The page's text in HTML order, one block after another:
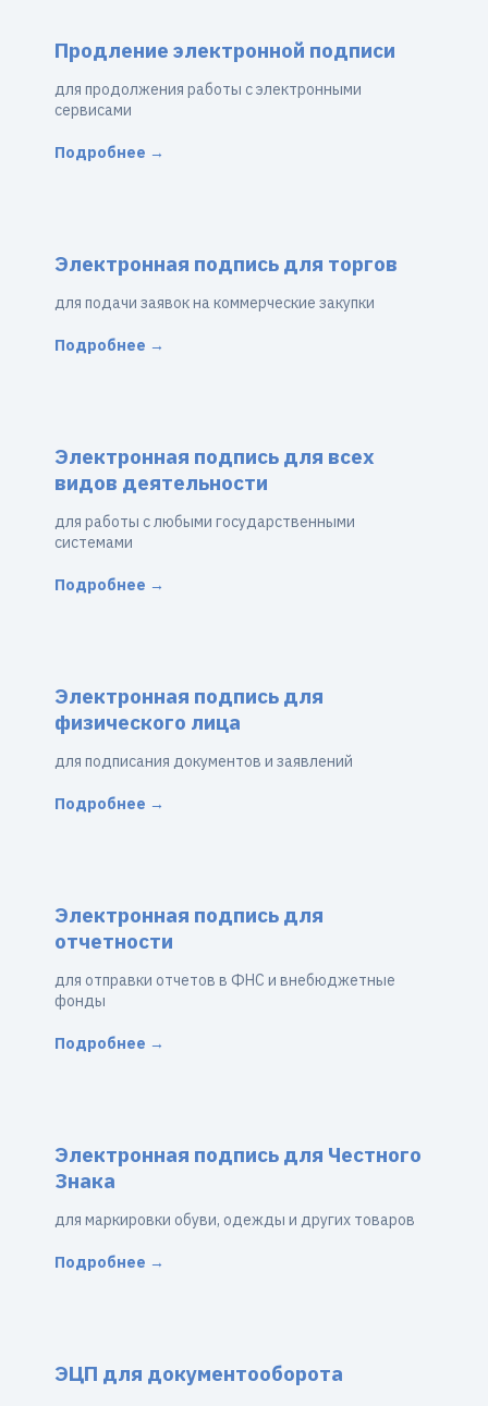
Продление электронной подписи
для продолжения работы с электронными
сервисами
Подробнее →
Электронная подпись для торгов
для подачи заявок на коммерческие закупки
Подробнее →
Электронная подпись для всех
видов деятельности
для работы с любыми государственными
системами
Подробнее →
Электронная подпись для
физического лица
для подписания документов и заявлений
Подробнее →
Электронная подпись для
отчетности
для отправки отчетов в ФНС и внебюджетные
фонды
Подробнее →
Электронная подпись для Честного
Знака
для маркировки обуви, одежды и других товаров
Подробнее →
ЭЦП для документооборота